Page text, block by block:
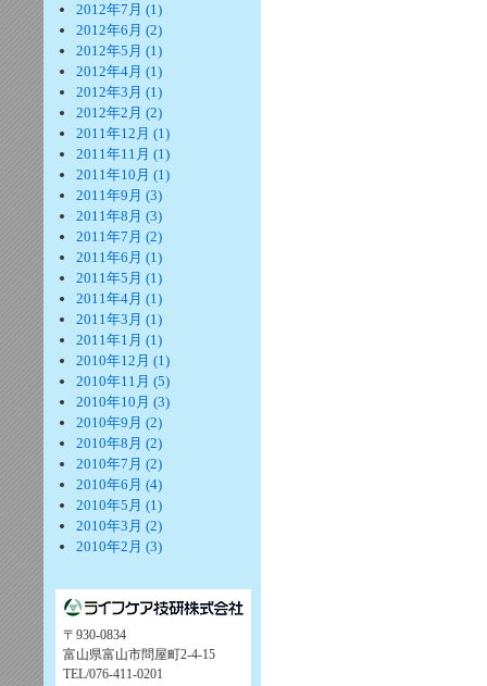
2012年7月 (1)
2012年6月 (2)
2012年5月 (1)
2012年4月 (1)
2012年3月 (1)
2012年2月 (2)
2011年12月 (1)
2011年11月 (1)
2011年10月 (1)
2011年9月 (3)
2011年8月 (3)
2011年7月 (2)
2011年6月 (1)
2011年5月 (1)
2011年4月 (1)
2011年3月 (1)
2011年1月 (1)
2010年12月 (1)
2010年11月 (5)
2010年10月 (3)
2010年9月 (2)
2010年8月 (2)
2010年7月 (2)
2010年6月 (4)
2010年5月 (1)
2010年3月 (2)
2010年2月 (3)
〒930-0834
富山県富山市問屋町2-4-15
TEL/076-411-0201